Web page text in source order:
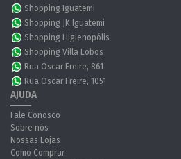
Shopping Iguatemi
Shopping JK Iguatemi
Shopping Higienopólis
Shopping Villa Lobos
Rua Oscar Freire, 861
Rua Oscar Freire, 1051
AJUDA
Fale Conosco
Sobre nós
Nossas Lojas
Como Comprar